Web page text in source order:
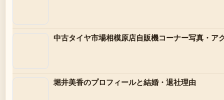
中古タイヤ市場相模原店自販機コーナー写真・ア
堀井美香のプロフィールと結婚・退社理由